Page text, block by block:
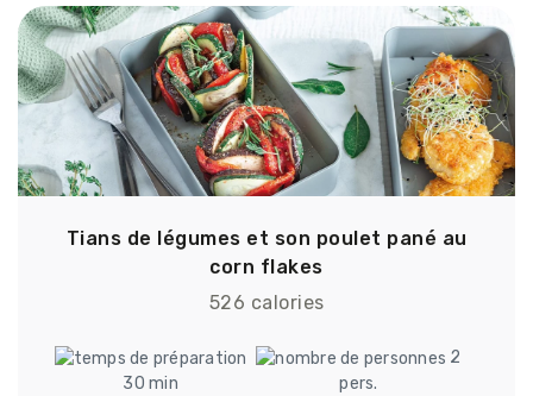
Tians de légumes et son poulet pané au
corn flakes
526 calories
30 min
2
pers.